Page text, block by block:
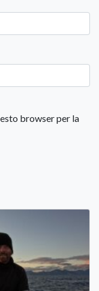
browser per la